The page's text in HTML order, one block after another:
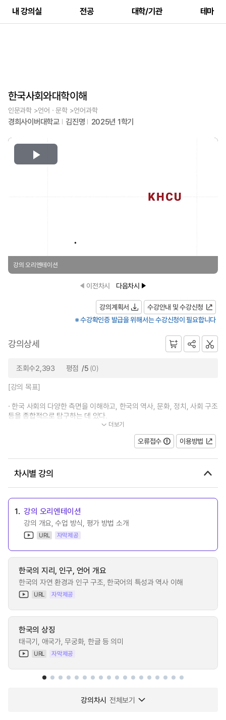
내 강의실 전공 대학/기관 테마
한국사회와대학이해
인문과학 >언어ㆍ문학 >언어과학
경희사이버대학교 김진명 2025년 1학기
Play
강의 오리엔테이션
이전차시 다음차시
강의계획서
수강안내 및 수강신청
※ 수강확인증 발급을 위해서는 수강신청이 필요합니다
강의상세
조회수2,393 평점 /5 (0)
[강의 목표]
∙ 한국 사회의 다양한 측면을 이해하고, 한국의 역사, 문화, 정치, 사회 구조
등을 종합적으로 탐구하는 데 있다.
더보기
오류접수 이용방법
차시별 강의
1. 강의 오리엔테이션
강의 개요, 수업 방식, 평가 방법 소개
URL 자막제공
한국의 지리, 인구, 언어 개요
한국의 자연 환경과 인구 구조, 한국어의 특성과 역사 이해
URL 자막제공
한국의 상징
태극기, 애국가, 무궁화, 한글 등 의미
URL 자막제공
강의차시 전체보기